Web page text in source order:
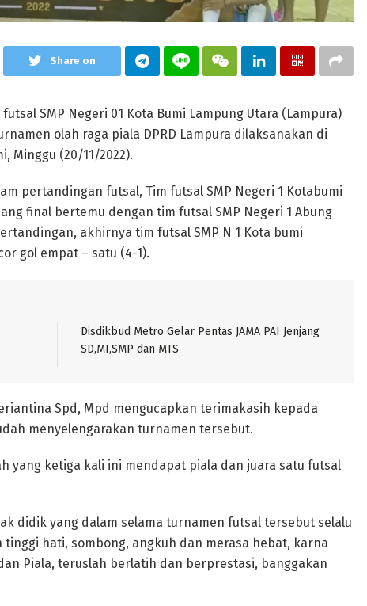
Share on
SMP Negeri 01 Kota Bumi Lampung Utara (Lampura)
olah raga piala DPRD Lampura dilaksanakan di
Minggu (20/11/2022).
pertandingan futsal, Tim futsal SMP Negeri 1 Kotabumi
final bertemu dengan tim futsal SMP Negeri 1 Abung
akhirnya tim futsal SMP N 1 Kota bumi
gol empat – satu (4-1).
Disdikbud Metro Gelar Pentas JAMA PAI Jenjang
SD,MI,SMP dan MTS
Spd, Mpd mengucapkan terimakasih kepada
menyelengarakan turnamen tersebut.
yang ketiga kali ini mendapat piala dan juara satu futsal
didik yang dalam selama turnamen futsal tersebut selalu
hati, sombong, angkuh dan merasa hebat, karna
Piala, teruslah berlatih dan berprestasi, banggakan